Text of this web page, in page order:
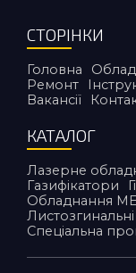
СТОРІНКИ
Головна
Ремонт
Вакансії
КАТАЛОГ
Лазерне
Газифікатори
Обладнання
Спеціальна